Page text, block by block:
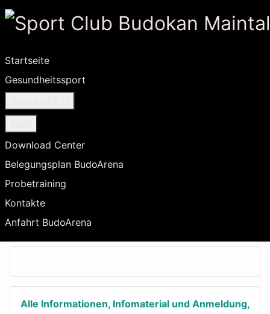
Startseite
Gesundheitssport
Download Center
Belegungsplan BudoArena
Probetraining
Kontakte
Anfahrt BudoArena
Alle Informationen, Infomaterial und Anmeldung,